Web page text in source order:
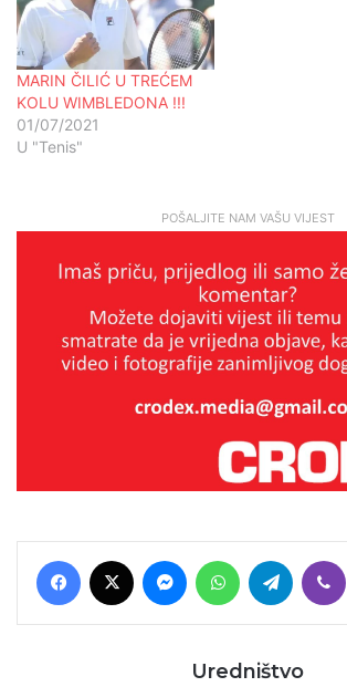
MARIN ČILIĆ U TREĆEM
KOLU WIMBLEDONA !!!
01/07/2021
U "Tenis"
POŠALJITE NAM VAŠU VIJEST
Facebook MessengerWhatsAppTelegram
Uredništvo